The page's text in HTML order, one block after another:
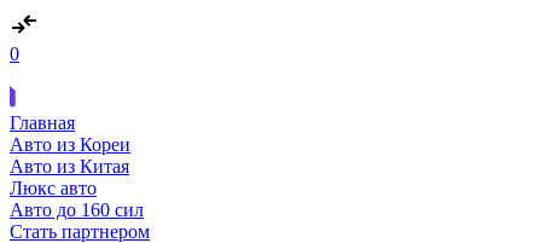
0
Главная
Авто из Кореи
Авто из Китая
Люкс авто
Авто до 160 сил
Стать партнером